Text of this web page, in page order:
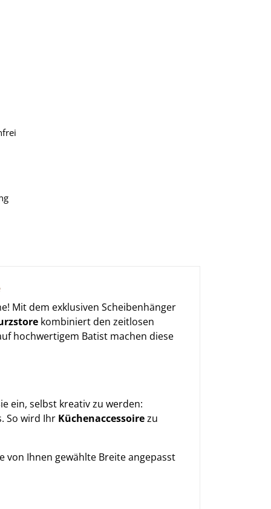
Mit dem exklusiven Scheibenhänger
kombiniert den zeitlosen
hochwertigem Batist machen diese
ein, selbst kreativ zu werden:
So wird Ihr Küchenaccessoirezu
Ihnen gewählte Breite angepasst